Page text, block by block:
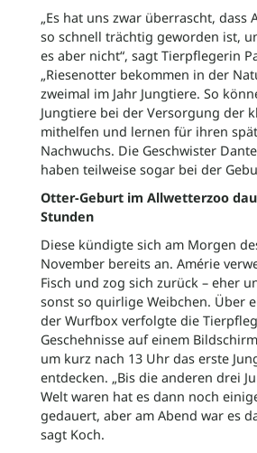
„Es hat uns zwar überrascht, dass
so schnell trächtig geworden ist,
es aber nicht“, sagt Tierpflegerin
„Riesenotter bekommen in der
zweimal im Jahr Jungtiere. So
Jungtiere bei der Versorgung der
mithelfen und lernen für ihren
Nachwuchs. Die Geschwister
haben teilweise sogar bei der
Otter-Geburt im Allwetterzoo
Stunden
Diese kündigte sich am Morgen
November bereits an. Amérie
Fisch und zog sich zurück – eher
sonst so quirlige Weibchen. Über
der Wurfbox verfolgte die
Geschehnisse auf einem
um kurz nach 13 Uhr das erste
entdecken. „Bis die anderen drei
Welt waren hat es dann noch
gedauert, aber am Abend war es
sagt Koch.